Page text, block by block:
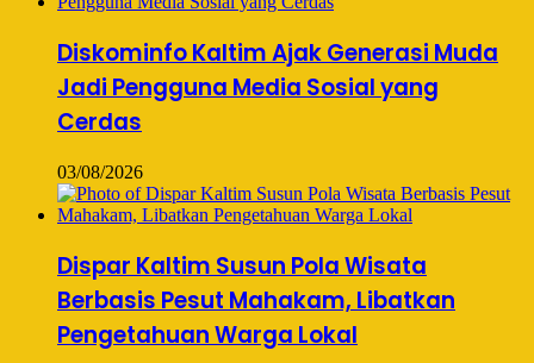
Diskominfo Kaltim Ajak Generasi Muda
Jadi Pengguna Media Sosial yang
Cerdas
03/08/2026
Dispar Kaltim Susun Pola Wisata
Berbasis Pesut Mahakam, Libatkan
Pengetahuan Warga Lokal